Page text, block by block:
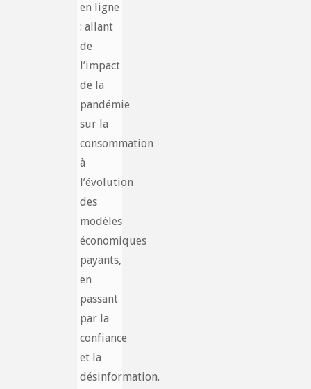
en ligne
: allant
de
l’impact
de la
pandémie
sur la
consommation
à
l’évolution
des
modèles
économiques
payants,
en
passant
par la
confiance
et la
désinformation.